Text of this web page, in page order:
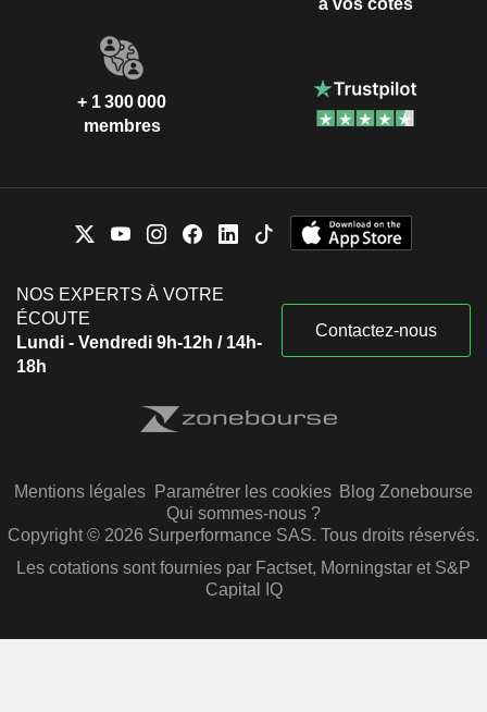
à vos côtés
+ 1 300 000
membres
NOS EXPERTS À VOTRE
ÉCOUTE
Lundi - Vendredi 9h-12h / 14h-
18h
Contactez-nous
Mentions légales Paramétrer les cookies Blog Zonebourse
Qui sommes-nous ?
Copyright © 2026 Surperformance SAS. Tous droits réservés.
Les cotations sont fournies par Factset, Morningstar et S&P
Capital IQ